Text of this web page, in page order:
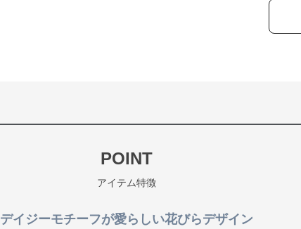
POINT
アイテム特徴
デイジーモチーフが愛らしい花びらデザイン